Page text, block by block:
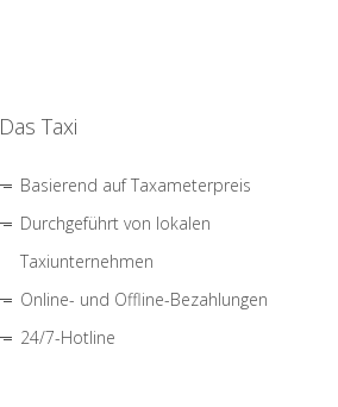
Das Taxi
Basierend auf Taxameterpreis
Durchgeführt von lokalen
Taxiunternehmen
Online- und Offline-Bezahlungen
24/7-Hotline